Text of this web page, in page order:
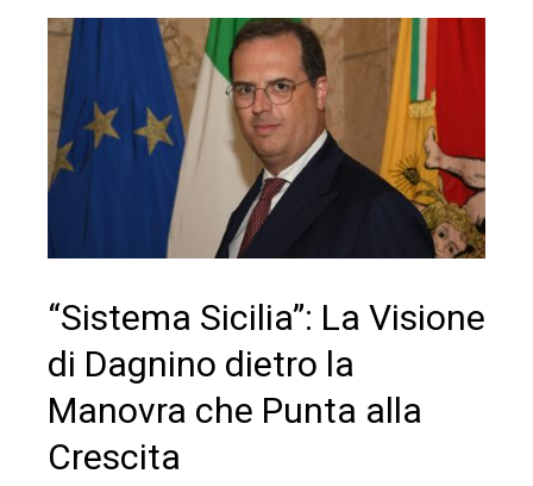
“Sistema Sicilia”: La Visione
di Dagnino dietro la
Manovra che Punta alla
Crescita